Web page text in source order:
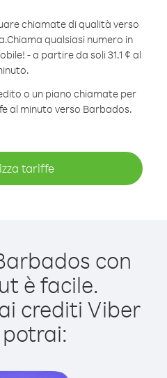
chiamate di qualità verso
Chiama qualsiasi numero in
- a partire da soli 31.1 ¢ al
o un piano chiamate per
al minuto verso Barbados.
tariffe
con
è facile.
crediti Viber